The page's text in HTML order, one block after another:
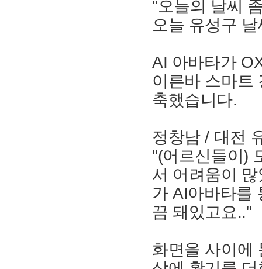
"오늘의 날씨
오늘 유성구
AI 아바타가
이른바 스마트
축했습니다.
정창남 / 대전
"(어르신들이)
서 어려움이
가 AI아바타를
끔 돼있고요.."
화면을 사이에